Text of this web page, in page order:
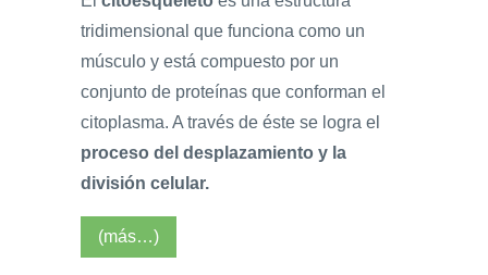
tridimensional que funciona como un
músculo y está compuesto por un
conjunto de proteínas que conforman el
citoplasma. A través de éste se logra el
proceso del desplazamiento y la
división celular.
(más…)